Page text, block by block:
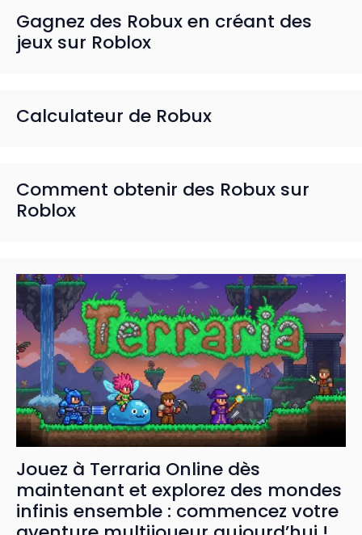
Gagnez des Robux en créant des
jeux sur Roblox
Calculateur de Robux
Comment obtenir des Robux sur
Roblox
Jouez à Terraria Online dès
maintenant et explorez des mondes
infinis ensemble : commencez votre